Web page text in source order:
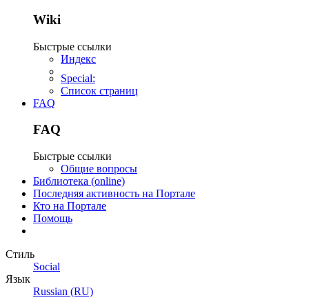
Wiki
Быстрые ссылки
Индекс
Special:
Список страниц
FAQ
FAQ
Быстрые ссылки
Общие вопросы
Библиотека (online)
Последняя активность на Портале
Кто на Портале
Помощь
Стиль
Social
Язык
Russian (RU)